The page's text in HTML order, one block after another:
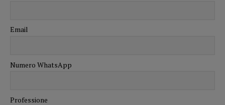
Email
Numero WhatsApp
Professione